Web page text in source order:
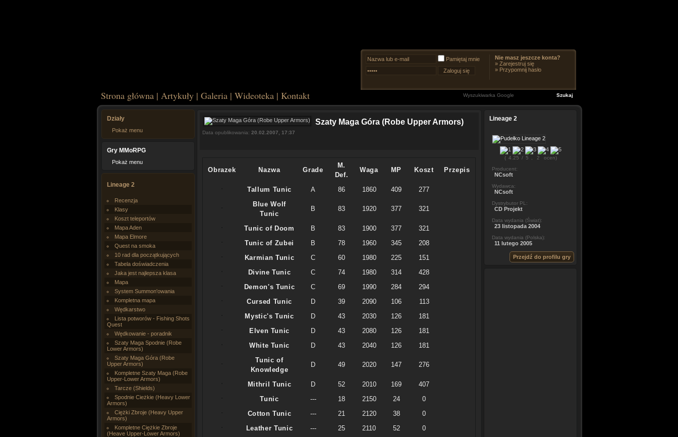
Pamiętaj mnie
Nie masz jeszcze konta?
» Zarejestruj się
» Przypomnij hasło
Strona główna | Artykuły | Galeria | Wideoteka | Kontakt
Działy
Pokaż menu
Gry MMoRPG
Pokaż menu
Lineage 2
Recenzja
Klasy
Koszt teleportów
Mapa Aden
Mapa Elmore
Quest na smoka
10 rad dla początkujących
Tabela doświadczenia
Jaka jest najlepsza klasa
Mapa
System Summon'owania
Kompletna mapa
Wędkarstwo
Lista potworów - Fishing Shots
Quest
Wędkowanie - poradnik
Szaty Maga Spodnie (Robe
Lower Armors)
Szaty Maga Góra (Robe
Upper Armors)
Kompletne Szaty Maga (Robe
Upper-Lower Armors)
Tarcze (Shields)
Spodnie Cieżkie (Heavy Lower
Armors)
Ciężki Zbroje (Heavy Upper
Armors)
Kompletne Ciężkie Zbroje
(Heave Upper-Lower Armors)
Szaty Maga Góra (Robe Upper Armors)
Data opublikowania: 20.02.2007, 17:37
Obrazek Nazwa Grade
M.
Def.
Waga MP Koszt Przepis
Tallum Tunic A 86 1860 409
277
Blue Wolf
Tunic
B 83 1920 377 321
Tunic of Doom B 83 1900 377
321
Tunic of Zubei
B 78 1960 345
208
Karmian Tunic
C 60 1980 225
151
Divine Tunic
C 74 1980 314
428
Demon's Tunic
C 69 1990 284
294
Cursed Tunic
D 39 2090 106
113
Mystic's Tunic
D 43 2030 126
181
Elven Tunic
D 43 2080 126
181
White Tunic
D 43 2040 126
181
Tunic of
Knowledge
D 49 2020 147 276
Mithril Tunic D 52 2010 169
407
Tunic
--- 18 2150 24
0
Cotton Tunic
--- 21 2120 38
0
Leather Tunic
--- 25 2110 52
0
Lineage 2
( 4.25 / 5 2
ocen)
Producent:
NCsoft
Wydawca:
NCsoft
Dystrybutor PL:
CD Projekt
Data wydania (Świat):
23 listopada 2004
Data wydania (Polska):
11 lutego 2005
Przejdź do profilu gry